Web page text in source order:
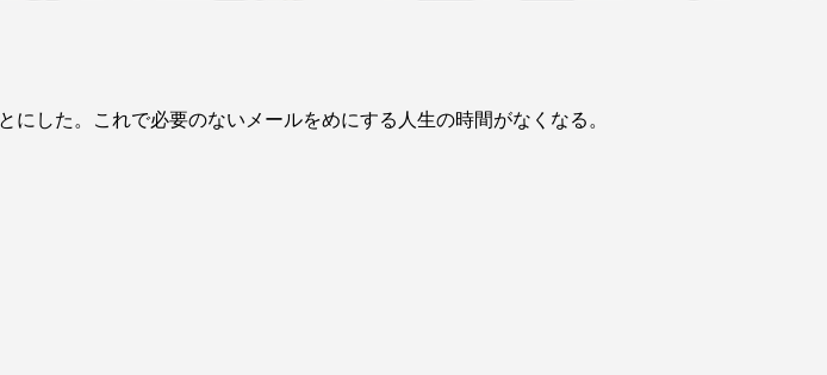
した。これで必要のないメールをめにする人生の時間がなくなる。